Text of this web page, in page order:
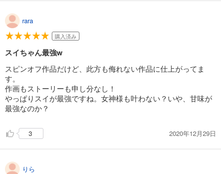
rara
購入済み
スイちゃん最強w
スピンオフ作品だけど、此方も侮れない作品に仕上がってま
す。
作画もストーリーも申し分なし！
やっぱりスイが最強ですね。女神様も叶わない？いや、甘味が
最強なのか？
3 2020年12月29日
りら